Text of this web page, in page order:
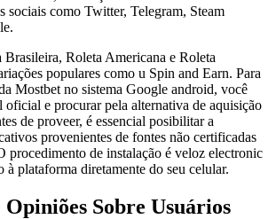
sociais como Twitter, Telegram, Steam
Brasileira, Roleta Americana e Roleta
populares como u Spin and Earn. Para
Mostbet no sistema Google android, você
oficial e procurar pela alternativa de aquisição
de proveer, é essencial posibilitar a
provenientes de fontes não certificadas
procedimento de instalação é veloz electronic
à plataforma diretamente do seu celular.
Opiniões Sobre Usuários